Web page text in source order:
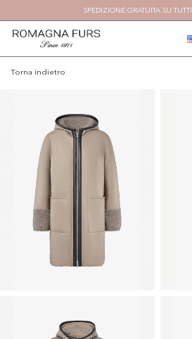
SPEDIZIONE GRATUITA SU
Torna indietro